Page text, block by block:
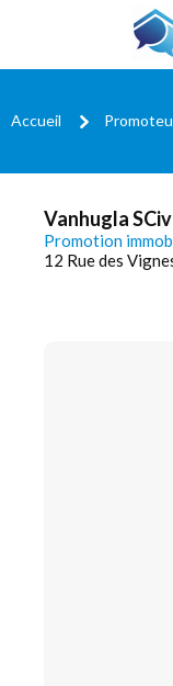
Accueil
Vanhugla SCiv
Promotion
12 Rue des